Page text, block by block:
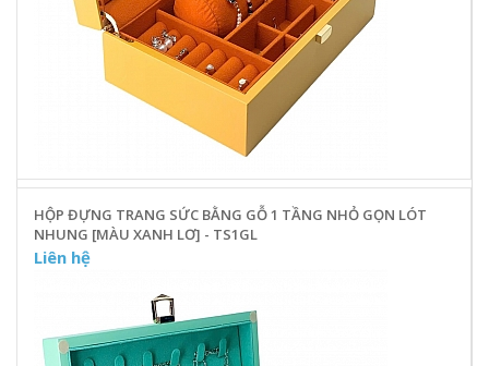
HỘP ĐỰNG TRANG SỨC BẰNG GỖ 1 TẦNG NHỎ GỌN LÓT
NHUNG [MÀU XANH LƠ] - TS1GL
Liên hệ